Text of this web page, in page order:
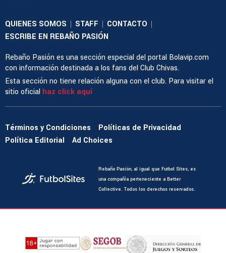
QUIENES SOMOS | STAFF | CONTACTO |
ESCRIBE EN REBAÑO PASIÓN
Rebaño Pasión es una sección especial del portal Bolavip.com
con información destinada a los fans del Club Chivas.
Esta sección no tiene relación alguna con el club. Para visitar el
sitio oficial haz click aquí
Términos y Condiciones
Políticas de Privacidad
Política Editorial
Ad Choices
Rebaño Pasión, al igual que Futbol Sites, es
una compañía perteneciente a Better
Collective. Todos los derechos reservados.